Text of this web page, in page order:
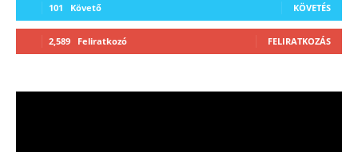
101 Követő KÖVETÉS
2,589 Feliratkozó FELIRATKOZÁS